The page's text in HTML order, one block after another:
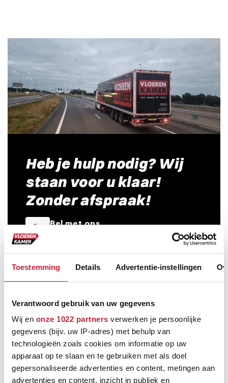
Toestemming Details Advertentie-instellingen
Verantwoord gebruik van uw gegevens
Wij en onze 1022 partners verwerken je persoonlijke
gegevens (bijv. uw IP-adres) met behulp van
technologieën zoals cookies om informatie op uw
apparaat op te slaan en te gebruiken met als doel
gepersonaliseerde advertenties en content, metingen aan
advertenties en content, inzicht in publiek en
Heb je hulp nodig? Wij
staan voor u klaar!
Zonder afspraak!
Bel met ons
E-mail
info@vloerenkamer.nl
Bezoek ons
Bezorgen én leggen door heel Nederland